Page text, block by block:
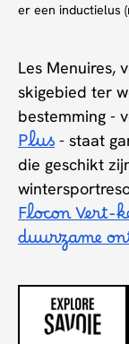
er een inductielus
Les Menuires,
skigebied ter
bestemming -
Plus - staat
die geschikt
Flocon Vert-
duurzame